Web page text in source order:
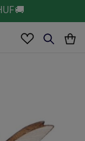
🚚